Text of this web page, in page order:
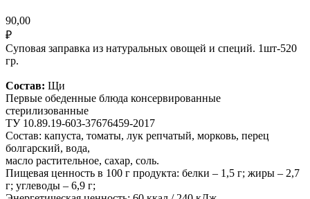
90,00
₽
Суповая заправка из натуральных овощей и специй. 1шт-520
гр.
Состав: Щи
Первые обеденные блюда консервированные
стерилизованные
ТУ 10.89.19-603-37676459-2017
Состав: капуста, томаты, лук репчатый, морковь, перец
болгарский, вода,
масло растительное, сахар, соль.
Пищевая ценность в 100 г продукта: белки – 1,5 г; жиры – 2,7
г; углеводы – 6,9 г;